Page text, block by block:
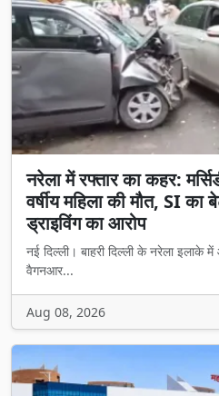
नरेला में रफ्तार का कहर:
वर्षीय महिला की मौत, SI का
ड्राइविंग का आरोप
नई दिल्ली। बाहरी दिल्ली के नरेला
वैगनआर...
Aug 08, 2026